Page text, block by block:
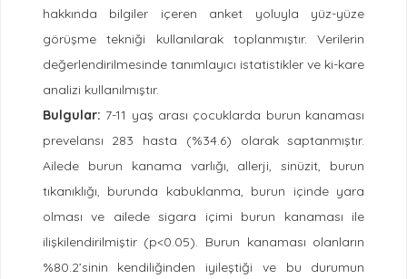
hakkında bilgiler içeren anket yoluyla yüz-yüze
görüşme tekniği kullanılarak toplanmıştır. Verilerin
değerlendirilmesinde tanımlayıcı istatistikler ve ki-kare
analizi kullanılmıştır.
Bulgular: 7-11 yaş arası çocuklarda burun kanaması
prevelansı 283 hasta (%34.6) olarak saptanmıştır.
Ailede burun kanama varlığı, allerji, sinüzit, burun
tıkanıklığı, burunda kabuklanma, burun içinde yara
olması ve ailede sigara içimi burun kanaması ile
ilişkilendirilmiştir (p<0.05). Burun kanaması olanların
%80.2’sinin kendiliğinden iyileştiği ve bu durumun